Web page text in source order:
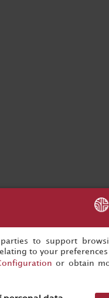
to support
to your
or obtain